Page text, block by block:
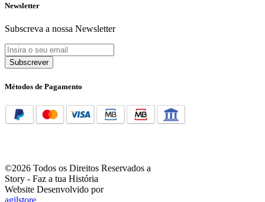
Newsletter
Subscreva a nossa Newsletter
Subscrever
Métodos de Pagamento
©2026 Todos os Direitos Reservados a
Story - Faz a tua História
Website Desenvolvido por
agilstore